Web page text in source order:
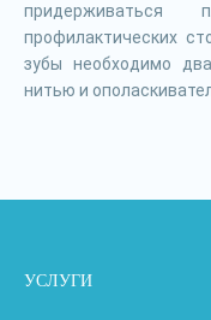
придерживаться
профилактических
зубы необходимо
нитью и
УСЛУГИ